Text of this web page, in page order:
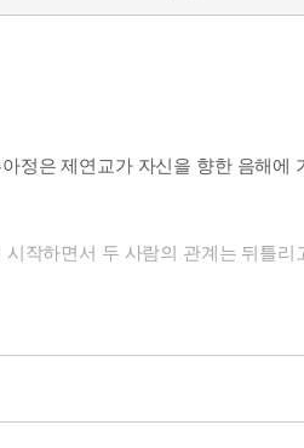
정은 제연교가 자신을 향한 음해에
작하면서 두 사람의 관계는 뒤틀리